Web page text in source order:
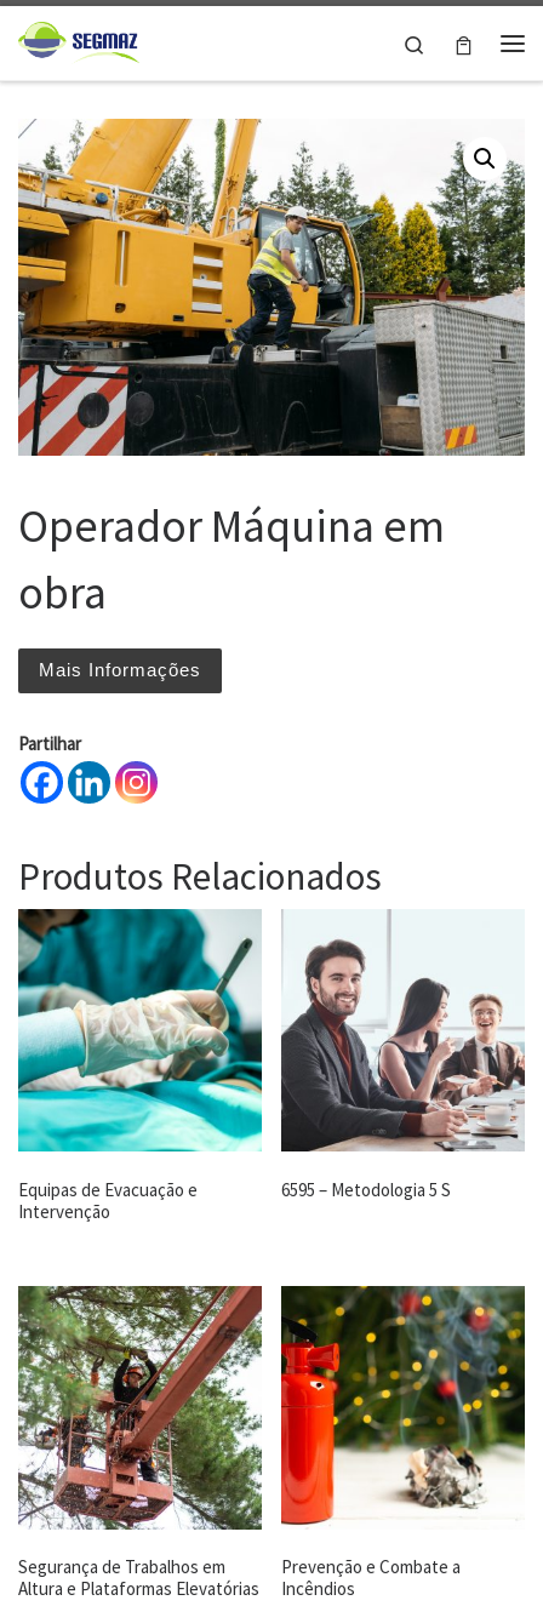
Skip to content
Search
Operador Máquina em
obra
Mais Informações
Partilhar
Produtos Relacionados
Equipas de Evacuação e
Intervenção
6595 – Metodologia 5 S
Segurança de Trabalhos em
Altura e Plataformas Elevatórias
Prevenção e Combate a
Incêndios